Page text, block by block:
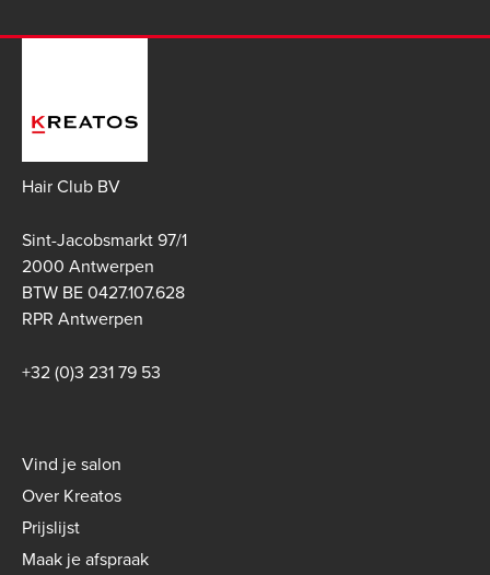
Hair Club BV
Sint-Jacobsmarkt 97/1
2000 Antwerpen
BTW BE 0427.107.628
RPR Antwerpen
+32 (0)3 231 79 53
Footer
menu
-
B2C
Vind je salon
Over Kreatos
Prijslijst
Maak je afspraak